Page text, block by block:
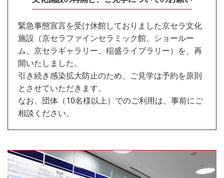
緊急事態宣言を受け休館しておりました京セラ文化
施設（京セラファインセラミック館、ショールー
ム、京セラギャラリー、稲盛ライブラリー）を、再
開いたしました。
引き続き感染拡大防止のため、ご見学は予約を原則
とさせていただきます。
なお、団体（10名様以上）でのご利用は、事前にご
相談ください。